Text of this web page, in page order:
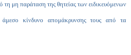
μη παράταση της θητείας των ειδικευόμενων
κίνδυνο απομάκρυνσης τους από τα